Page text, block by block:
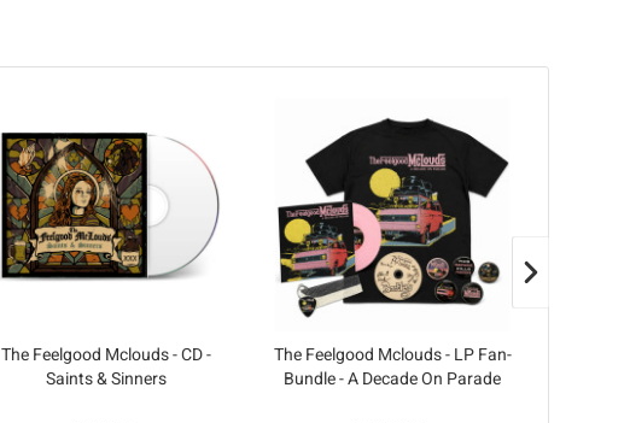
The Feelgood Mclouds - CD -
Saints & Sinners
The Feelgood Mclouds - LP Fan-
Bundle - A Decade On Parade